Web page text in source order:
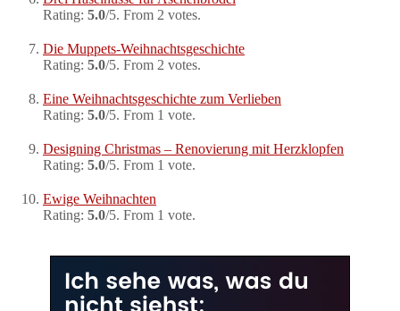
Rating: 5.0/5. From 2 votes.
Die Muppets-Weihnachtsgeschichte
Rating: 5.0/5. From 2 votes.
Eine Weihnachtsgeschichte zum Verlieben
Rating: 5.0/5. From 1 vote.
Designing Christmas – Renovierung mit Herzklopfen
Rating: 5.0/5. From 1 vote.
Ewige Weihnachten
Rating: 5.0/5. From 1 vote.